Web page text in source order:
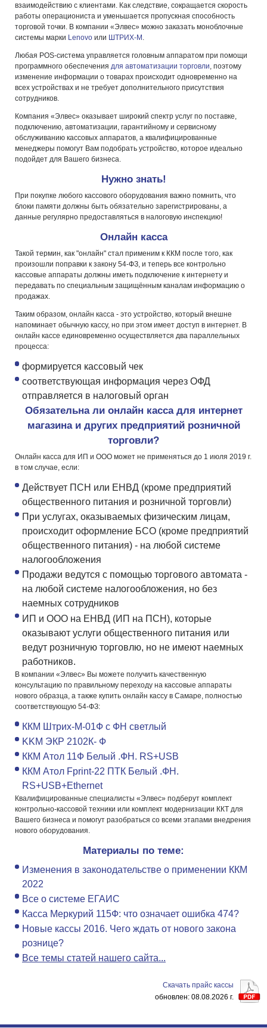
взаимодействию с клиентами. Как следствие, сокращается скорость
работы операциониста и уменьшается пропускная способность
торговой точки. В компании «Элвес» можно заказать моноблочные
системы марки Lenovo или ШТРИХ-М
Любая POS-система управляется головным аппаратом при помощи
программного обеспечения для автоматизации торговли , поэтому
изменение информации о товарах происходит одновременно на
всех устройствах и не требует дополнительного присутствия
сотрудников.
Компания «Элвес» оказывает широкий спектр услуг по поставке,
подключению, автоматизации, гарантийному и сервисному
обслуживанию кассовых аппаратов, а квалифицированные
менеджеры помогут Вам подобрать устройство, которое идеально
подойдет для Вашего бизнеса.
Нужно знать!
При покупке любого кассового оборудования важно помнить, что
блоки памяти должны быть обязательно зарегистрированы, а
данные регулярно предоставляться в налоговую инспекцию!
Онлайн касса
Такой термин, как "онлайн" стал применим к ККМ после того, как
произошли поправки к закону 54-ФЗ, и теперь все контрольно
кассовые аппараты должны иметь подключение к интернету и
передавать по специальным защищённым каналам информацию о
продажах.
Таким образом, онлайн касса - это устройство, который внешне
напоминает обычную кассу, но при этом имеет доступ в интернет. В
онлайн кассе единовременно осуществляется два параллельных
процесса:
формируется кассовый чек
соответствующая информация через ОФД
отправляется в налоговый орган
Обязательна ли онлайн касса для интернет
магазина и других предприятий розничной
торговли?
Онлайн касса для ИП и ООО может не применяться до 1 июля 2019 г.
в том случае, если:
Действует ПСН или ЕНВД (кроме предприятий
общественного питания и розничной торговли)
При услугах, оказываемых физическим лицам,
происходит оформление БСО (кроме предприятий
общественного питания) - на любой системе
налогообложения
Продажи ведутся с помощью торгового автомата -
на любой системе налогообложения, но без
наемных сотрудников
ИП и ООО на ЕНВД (ИП на ПСН), которые
оказывают услуги общественного питания или
ведут розничную торговлю, но не имеют наемных
работников.
В компании «Элвес» Вы можете получить качественную
консультацию по правильному переходу на кассовые аппараты
нового образца, а также купить онлайн кассу в Самаре, полностью
соответствующую 54-ФЗ:
ККМ Штрих-М-01Ф с ФН светлый
KKM ЭКР 2102К- Ф
ККМ Атол 11Ф Белый .ФН. RS+USB
ККМ Атол Fprint-22 ПТК Белый .ФН.
RS+USB+Ethernet
Квалифицированные специалисты «Элвес» подберут комплект
контрольно-кассовой техники или комплект модернизации ККТ для
Вашего бизнеса и помогут разобраться со всеми этапами внедрения
нового оборудования.
Материалы по теме:
Изменения в законодательстве о применении ККМ
2022
Все о системе ЕГАИС
Касса Меркурий 115Ф: что означает ошибка 474?
Новые кассы 2016. Чего ждать от нового закона
рознице?
Все темы статей нашего сайта...
Скачать прайс кассы
обновлен: 08.08.2026 г.